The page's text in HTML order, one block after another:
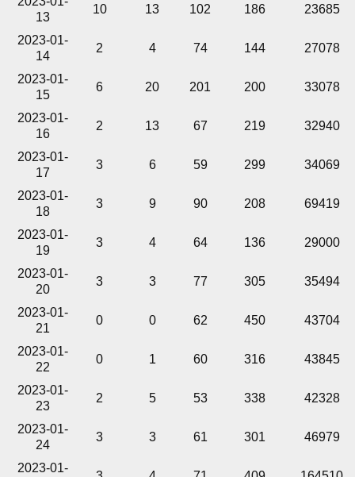
13
10 13 102 186 23685
2023-01-
14
2 4 74 144 27078
2023-01-
15
6 20 201 200 33078
2023-01-
16
2 13 67 219 32940
2023-01-
17
3 6 59 299 34069
2023-01-
18
3 9 90 208 69419
2023-01-
19
3 4 64 136 29000
2023-01-
20
3 3 77 305 35494
2023-01-
21
0 0 62 450 43704
2023-01-
22
0 1 60 316 43845
2023-01-
23
2 5 53 338 42328
2023-01-
24
3 3 61 301 46979
2023-01-